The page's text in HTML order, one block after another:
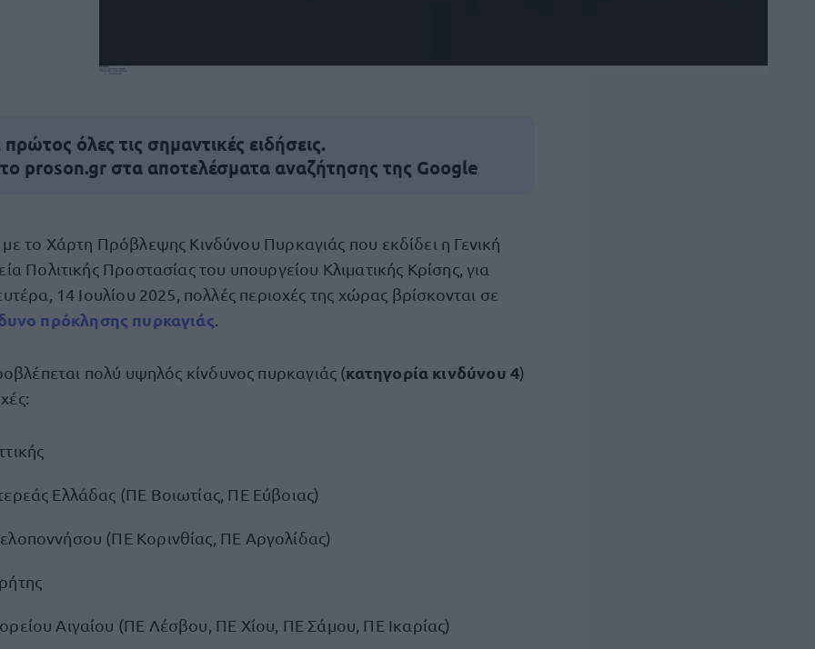
όλες τις σημαντικές ειδήσεις.
proson.gr στα αποτελέσματα αναζήτησης της Google
το Χάρτη Πρόβλεψης Κινδύνου Πυρκαγιάς που εκδίδει η Γενική
Πολιτικής Προστασίας του υπουργείου Κλιματικής Κρίσης, για
14 Ιουλίου 2025, πολλές περιοχές της χώρας βρίσκονται σε
πρόκλησης πυρκαγιάς
πολύ υψηλός κίνδυνος πυρκαγιάς (κατηγορία κινδύνου 4)
Ελλάδας (ΠΕ Βοιωτίας, ΠΕ Εύβοιας)
(ΠΕ Κορινθίας, ΠΕ Αργολίδας)
Αιγαίου (ΠΕ Λέσβου, ΠΕ Χίου, ΠΕ Σάμου, ΠΕ Ικαρίας)